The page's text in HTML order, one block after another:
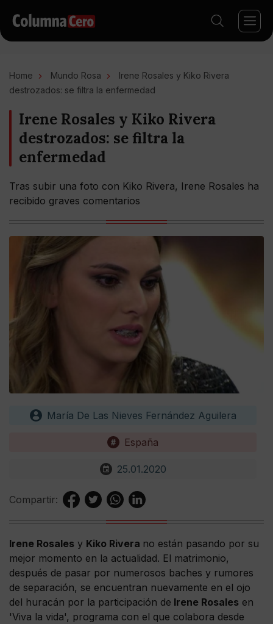
Home Mundo Rosa
Irene Rosales y Kiko Rivera
destrozados: se filtra la enfermedad
Irene Rosales y Kiko Rivera
destrozados: se filtra la
enfermedad
Tras subir una foto con Kiko Rivera, Irene Rosales ha
recibido graves comentarios
María De Las Nieves Fernández Aguilera
España
25.01.2020
Compartir:
Irene Rosales y Kiko Rivera no están pasando por su
mejor momento en la actualidad. El matrimonio,
después de pasar por numerosos baches y rumores
de separación, se encuentran nuevamente en el ojo
del huracán por la participación de Irene Rosales en
'Viva la vida', programa con el que colabora desde